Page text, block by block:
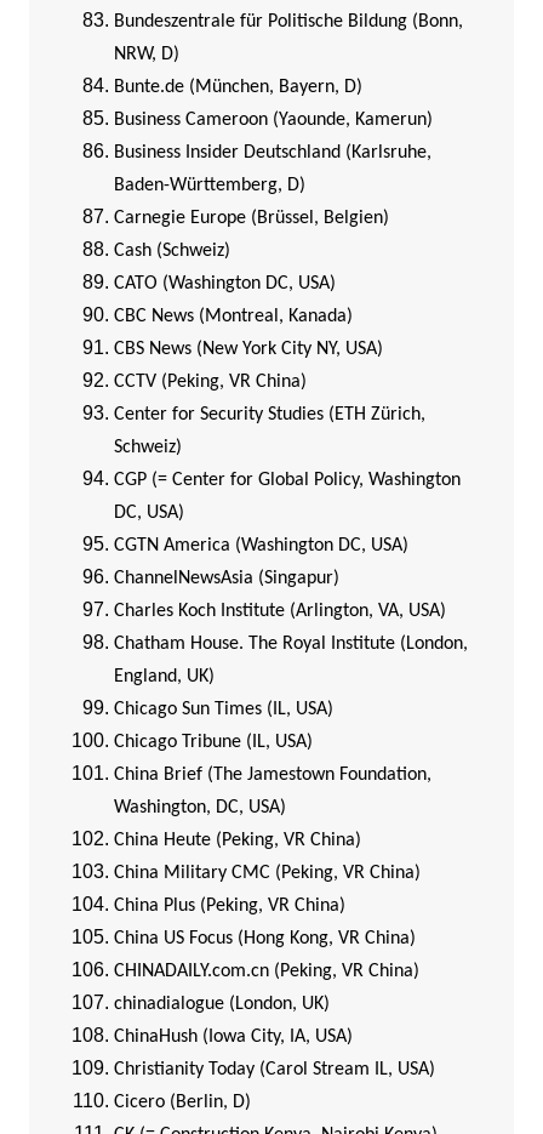
Bundeszentrale für Politische Bildung (Bonn,
NRW, D)
Bunte.de (München, Bayern, D)
Business Cameroon (Yaounde, Kamerun)
Business Insider Deutschland (Karlsruhe,
Baden-Württemberg, D)
Carnegie Europe (Brüssel, Belgien)
Cash (Schweiz)
CATO (Washington DC, USA)
CBC News (Montreal, Kanada)
CBS News (New York City NY, USA)
CCTV (Peking, VR China)
Center for Security Studies (ETH Zürich,
Schweiz)
CGP (= Center for Global Policy, Washington
DC, USA)
CGTN America (Washington DC, USA)
ChannelNewsAsia (Singapur)
Charles Koch Institute (Arlington, VA, USA)
Chatham House. The Royal Institute (London,
England, UK)
Chicago Sun Times (IL, USA)
Chicago Tribune (IL, USA)
China Brief (The Jamestown Foundation,
Washington, DC, USA)
China Heute (Peking, VR China)
China Military CMC (Peking, VR China)
China Plus (Peking, VR China)
China US Focus (Hong Kong, VR China)
CHINADAILY.com.cn (Peking, VR China)
chinadialogue (London, UK)
ChinaHush (Iowa City, IA, USA)
Christianity Today (Carol Stream IL, USA)
Cicero (Berlin, D)